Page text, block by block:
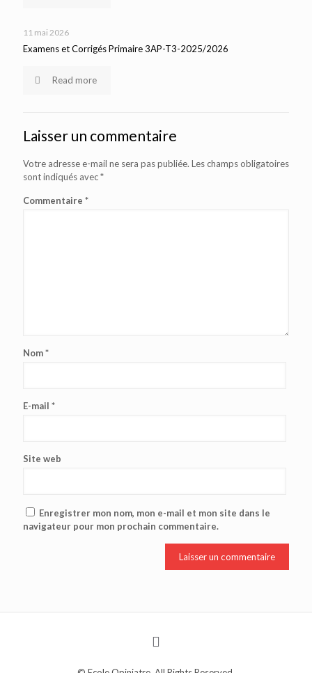
11 mai 2026
Examens et Corrigés Primaire 3AP-T3-2025/2026
Read more
Laisser un commentaire
Votre adresse e-mail ne sera pas publiée. Les champs obligatoires
sont indiqués avec*
Commentaire *
Nom*
E-mail *
Site web
Enregistrer mon nom, mon e-mail et mon site dans le
navigateur pour mon prochain commentaire.